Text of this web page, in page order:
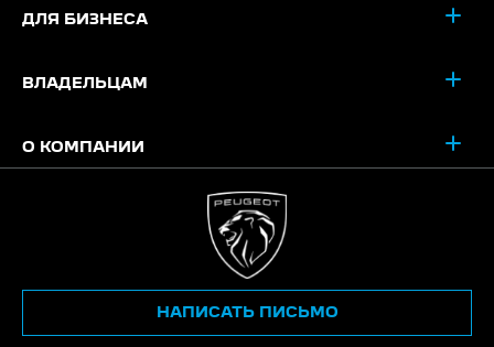
ДЛЯ БИЗНЕСА
ВЛАДЕЛЬЦАМ
О КОМПАНИИ
НАПИСАТЬ ПИСЬМО